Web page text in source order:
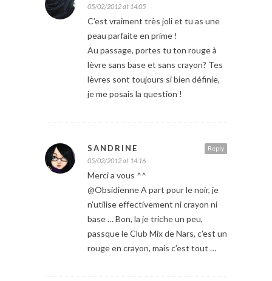
05/02/2012 at 14:05
C’est vraiment très joli et tu as une
peau parfaite en prime !
Au passage, portes tu ton rouge à
lèvre sans base et sans crayon? Tes
lèvres sont toujours si bien définie,
je me posais la question !
Reply
SANDRINE
05/02/2012 at 14:16
Merci a vous ^^
@Obsidienne A part pour le noir, je
n’utilise effectivement ni crayon ni
base … Bon, la je triche un peu,
passque le Club Mix de Nars, c’est un
rouge en crayon, mais c’est tout …